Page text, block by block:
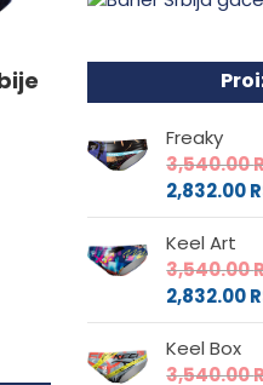
Freaky
3,540.00
2,832.00
Keel Art
3,540.00
2,832.00
Keel Box
3,540.00